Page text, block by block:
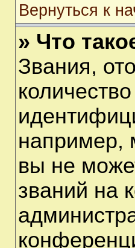
Вернуться к
» Что
Звания,
например,
вы не
званий на